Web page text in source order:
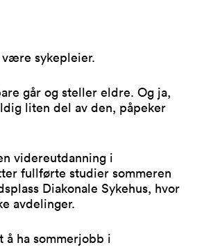
sykepleier.
går og steller eldre. Og ja,
liten del av den, påpeker
videreutdanning i
fullførte studier sommeren
Diakonale Sykehus, hvor
avdelinger.
ha sommerjobb i